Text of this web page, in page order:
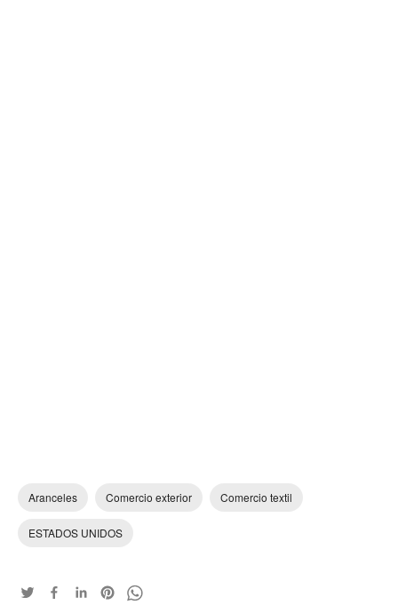
Aranceles Comercio exterior Comercio textil
ESTADOS UNIDOS